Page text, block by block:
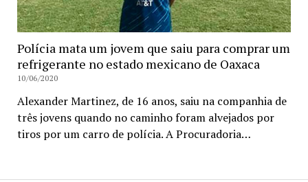
Polícia mata um jovem que saiu para comprar um
refrigerante no estado mexicano de Oaxaca
10/06/2020
Alexander Martinez, de 16 anos, saiu na companhia de
três jovens quando no caminho foram alvejados por
tiros por um carro de polícia. A Procuradoria…